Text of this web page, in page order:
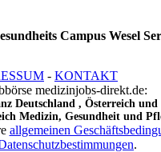
Campus Wesel
- KONTAKT
medizinjobs-direkt.de:
Deutschland , Österreich und
Medizin, Gesundheit und
allgemeinen
.